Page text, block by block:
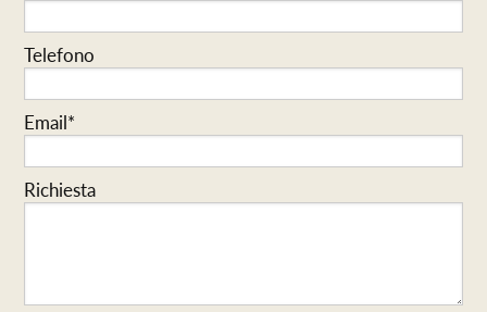
Telefono
Email*
Richiesta